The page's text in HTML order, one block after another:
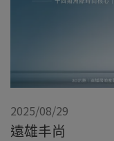
2025/08/29
遠雄丰尚